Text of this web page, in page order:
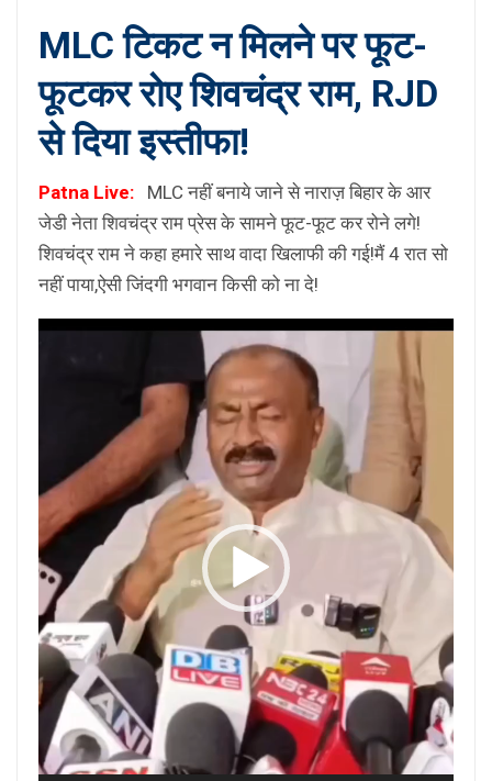
MLC टिकट न मिलने पर फूट-
फूटकर रोए शिवचंद्र राम, RJD
से दिया इस्तीफा!
Patna Live: MLC नहीं बनाये जाने से नाराज़ बिहार के आर
जेडी नेता शिवचंद्र राम प्रेस के सामने फूट-फूट कर रोने लगे!
शिवचंद्र राम ने कहा हमारे साथ वादा खिलाफी की गई!मैं 4 रात सो
नहीं पाया,ऐसी जिंदगी भगवान किसी को ना दे!
Video
Player